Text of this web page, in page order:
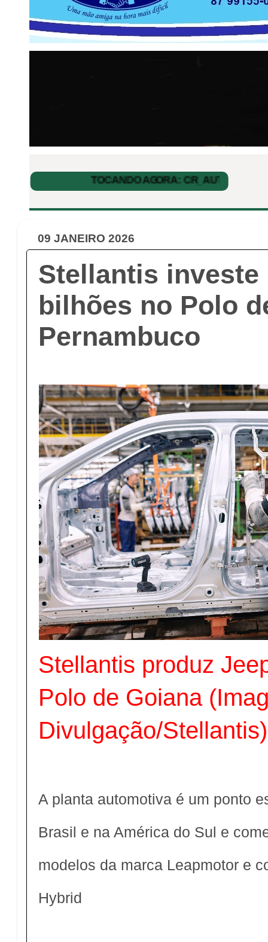
09 JANEIRO 2026
Stellantis investe
bilhões no Polo
Pernambuco
Stellantis produz
Polo de Goiana
Divulgação/Stellantis)
A planta automotiva é um ponto
Brasil e na América do Sul e
modelos da marca Leapmotor e
Hybrid